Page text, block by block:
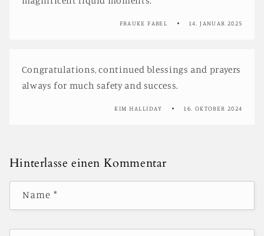
FRAUKE FABEL 14. JANUAR 2025
Congratulations, continued blessings and prayers
always for much safety and success.
KIM HALLIDAY 16. OKTOBER 2024
Hinterlasse einen Kommentar
Name *